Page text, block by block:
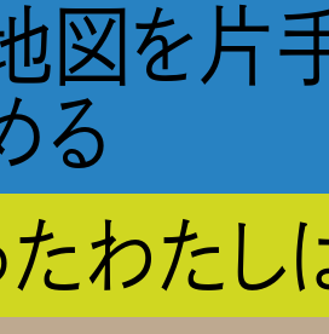
図を片
る
たわたし